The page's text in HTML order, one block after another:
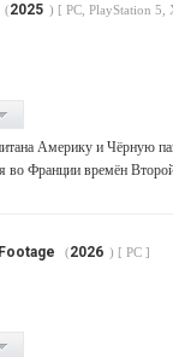
(2025 ) [ PC, PlayStation 5,
Америку и Чёрную
во Франции времён
(2026 ) [ PC ]